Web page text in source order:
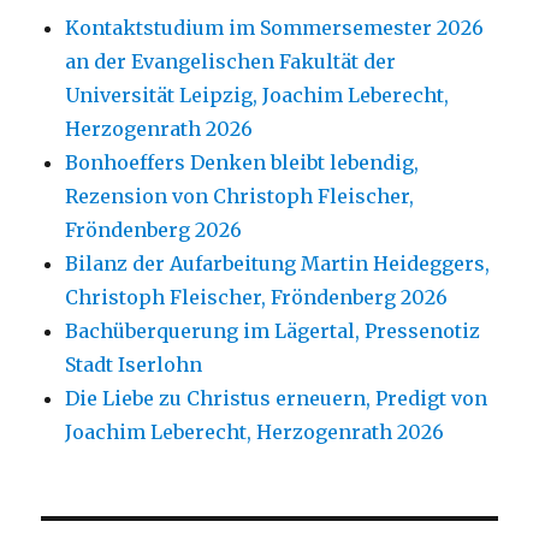
Kontaktstudium im Sommersemester 2026
an der Evangelischen Fakultät der
Universität Leipzig, Joachim Leberecht,
Herzogenrath 2026
Bonhoeffers Denken bleibt lebendig,
Rezension von Christoph Fleischer,
Fröndenberg 2026
Bilanz der Aufarbeitung Martin Heideggers,
Christoph Fleischer, Fröndenberg 2026
Bachüberquerung im Lägertal, Pressenotiz
Stadt Iserlohn
Die Liebe zu Christus erneuern, Predigt von
Joachim Leberecht, Herzogenrath 2026